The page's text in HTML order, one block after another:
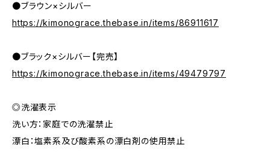
●ブラウン×シルバー
https://kimonograce.thebase.in/items/86911617
●ブラック×シルバー【完売】
https://kimonograce.thebase.in/items/49479797
◎洗濯表示
洗い方：家庭での洗濯禁止
漂白：塩素系及び酸素系の漂白剤の使用禁止